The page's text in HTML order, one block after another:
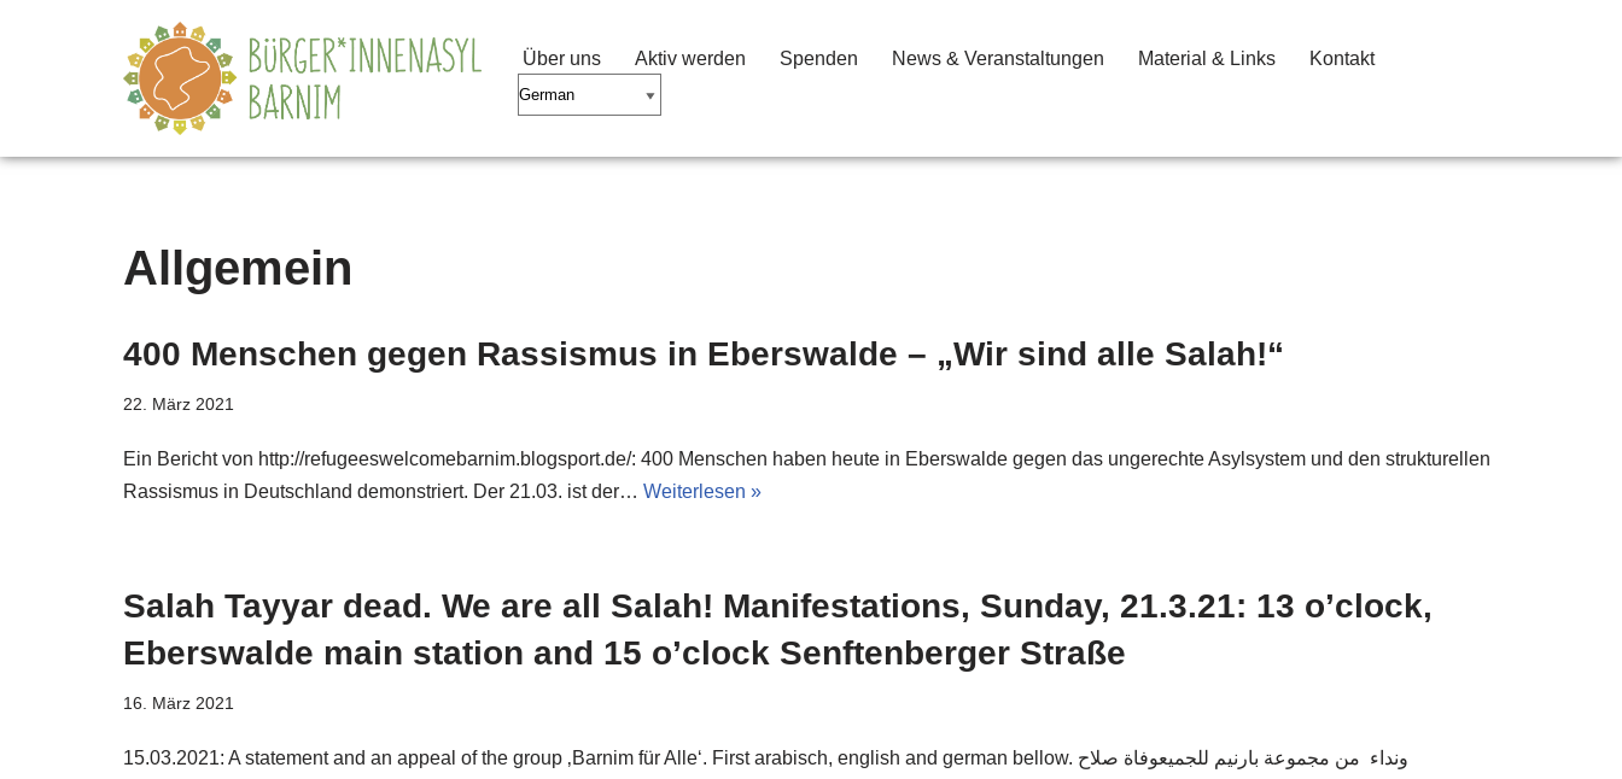
Über uns Aktiv werden Spenden News & Veranstaltungen Material & Links Kontakt
Allgemein
400 Menschen gegen Rassismus in Eberswalde – „Wir sind alle Salah!“
22. März 2021
Ein Bericht von http://refugeeswelcomebarnim.blogsport.de/: 400 Menschen haben heute in Eberswalde gegen das ungerechte Asylsystem und den strukturellen
Rassismus in Deutschland demonstriert. Der 21.03. ist der… Weiterlesen »
Salah Tayyar dead. We are all Salah! Manifestations, Sunday, 21.3.21: 13 o’clock,
Eberswalde main station and 15 o’clock Senftenberger Straße
16. März 2021
15.03.2021: A statement and an appeal of the group ‚Barnim für Alle‘. First arabisch, english and german bellow. ونداء من مجموعة بارنيم للجميعوفاة صلاح